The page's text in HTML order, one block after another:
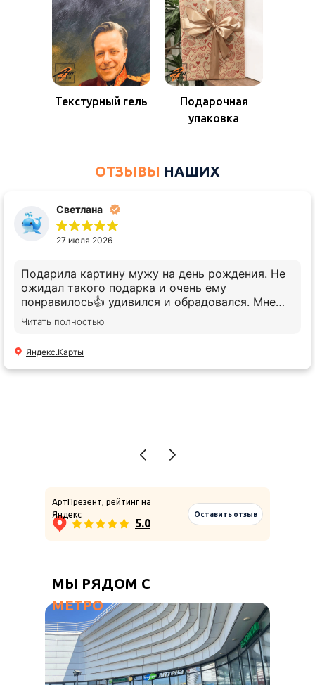
Текстурный гель
Подарочная
упаковка
5.0
АртПрезент, рейтинг на
Яндекс
Оставить отзыв
ОТЗЫВЫ НАШИХ
Светлана
27 июля 2026
Подарила картину мужу на день рождения. Не
ожидал такого подарка и очень ему
понравилось👍 удивился и обрадовался. Мне
понравилось дружелюбное и вежливое
спасибо большое! Ещё обязательно к вам
обратимся🌸
Читать полностью
Яндекс.Карты
5.0
МЫ РЯДОМ С
МЕТРО
АртПрезент, рейтинг на
Яндекс
Оставить отзыв